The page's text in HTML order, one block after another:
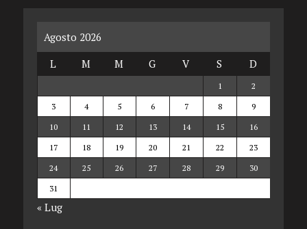
Agosto 2026
L
M M G V S D
1
2
3
4 5 6 7 8
9
10
11 12 13 14 15
16
17
18 19 20 21 22
23
24
25 26 27 28 29
30
31
« Lug